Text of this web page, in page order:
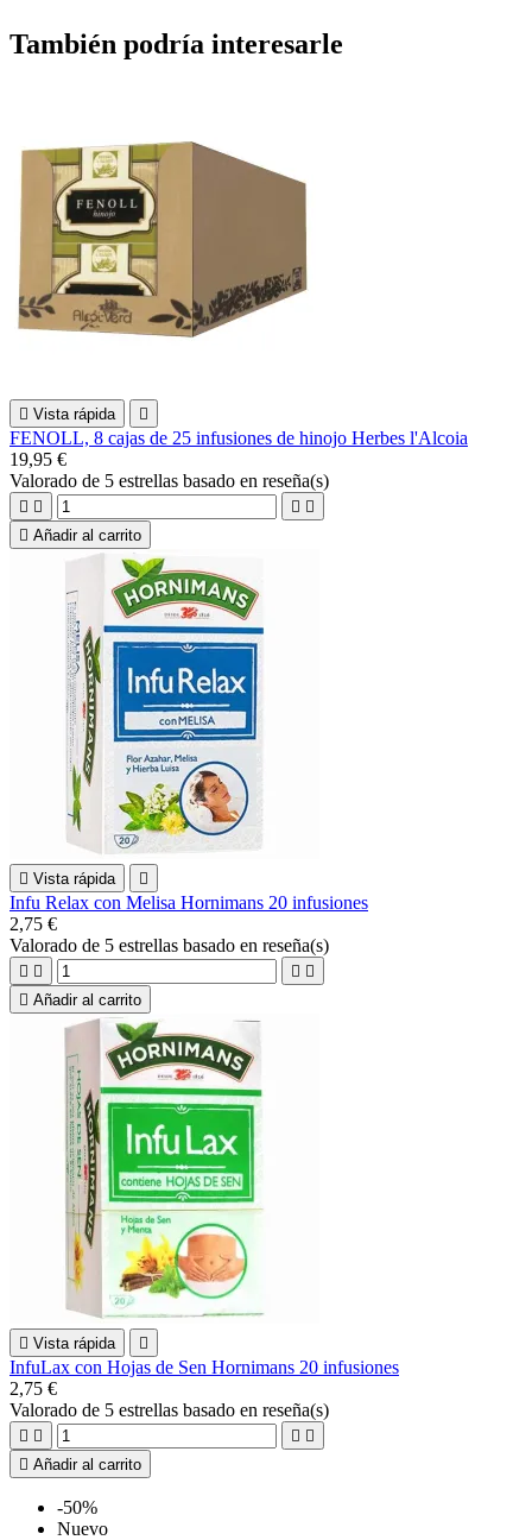
También podría interesarle
 Vista rápida 
FENOLL, 8 cajas de 25 infusiones de hinojo Herbes l'Alcoia
19,95 €
Valorado de 5 estrellas basado en reseña(s)
   
 Añadir al carrito
 Vista rápida 
Infu Relax con Melisa Hornimans 20 infusiones
2,75 €
Valorado de 5 estrellas basado en reseña(s)
   
 Añadir al carrito
 Vista rápida 
InfuLax con Hojas de Sen Hornimans 20 infusiones
2,75 €
Valorado de 5 estrellas basado en reseña(s)
   
 Añadir al carrito
-50%
Nuevo